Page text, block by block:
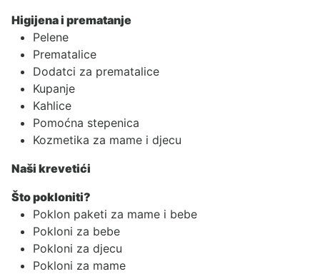
Higijena i prematanje
Pelene
Prematalice
Dodatci za prematalice
Kupanje
Kahlice
Pomoćna stepenica
Kozmetika za mame i djecu
Naši krevetići
Što pokloniti?
Poklon paketi za mame i bebe
Pokloni za bebe
Pokloni za djecu
Pokloni za mame